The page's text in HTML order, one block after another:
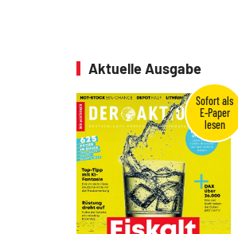
Aktuelle Ausgabe